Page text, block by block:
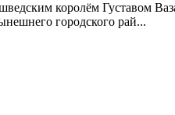
королём Густавом
городского рай...